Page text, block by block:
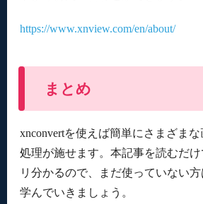
https://www.xnview.com/en/about/
まとめ
xnconvertを使えば簡単にさまざま
処理が施せます。本記事を読むだ
リ分かるので、まだ使っていない
学んでいきましょう。